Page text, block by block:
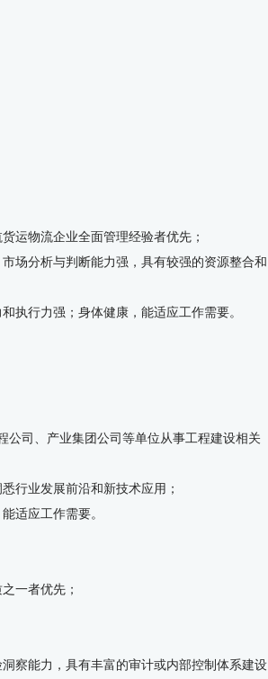
运物流企业全面管理经验者优先；
场分析与判断能力强，具有较强的资源整合和
执行力强；身体健康，能适应工作需要。
公司、产业集团公司等单位从事工程建设相关
行业发展前沿和新技术应用；
适应工作需要。
一者优先；
察能力，具有丰富的审计或内部控制体系建设